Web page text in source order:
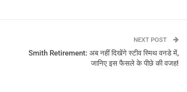
NEXT POST
Smith Retirement: अब नहीं दिखेंगे स्टीव स्मिथ वनडे में,
जानिए इस फैसले के पीछे की वजह!